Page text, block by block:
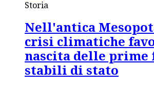
Storia
Nell'antica
crisi climatiche
nascita delle prime
stabili di stato